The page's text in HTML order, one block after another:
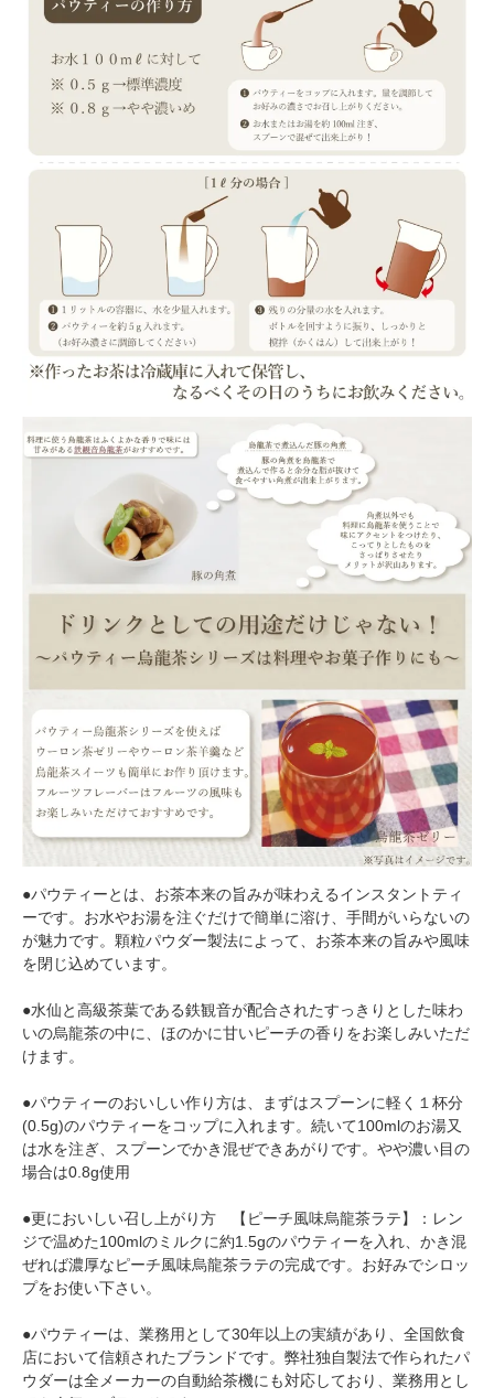
●パウティーとは、お茶本来の旨みが味わえるインスタントティ
ーです。お水やお湯を注ぐだけで簡単に溶け、手間がいらないの
が魅力です。顆粒パウダー製法によって、お茶本来の旨みや風味
を閉じ込めています。
●水仙と高級茶葉である鉄観音が配合されたすっきりとした味わ
いの烏龍茶の中に、ほのかに甘いピーチの香りをお楽しみいただ
けます。
●パウティーのおいしい作り方は、まずはスプーンに軽く１杯分
(0.5g)のパウティーをコップに入れます。続いて100mlのお湯又
は水を注ぎ、スプーンでかき混ぜできあがりです。やや濃い目の
場合は0.8g使用
●更においしい召し上がり方 【ピーチ風味烏龍茶ラテ】：レン
ジで温めた100mlのミルクに約1.5gのパウティーを入れ、かき混
ぜれば濃厚なピーチ風味烏龍茶ラテの完成です。お好みでシロッ
プをお使い下さい。
●パウティーは、業務用として30年以上の実績があり、全国飲食
店において信頼されたブランドです。弊社独自製法で作られたパ
ウダーは全メーカーの自動給茶機にも対応しており、業務用とし